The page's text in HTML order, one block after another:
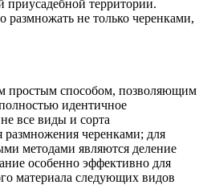
приусадебной территории.
не только черенками,
простым способом, позволяющим
идентичное
все виды и сорта
черенками; для
методами являются деление
особенно эффективно для
материала следующих видов